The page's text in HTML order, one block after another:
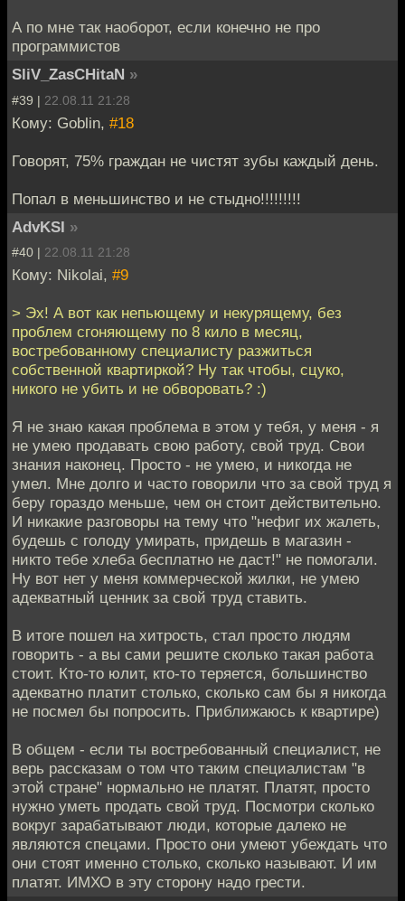
А по мне так наоборот, если конечно не про
программистов
SliV_ZasCHitaN »
#39 | 22.08.11 21:28
Кому: Goblin, #18
Говорят, 75% граждан не чистят зубы каждый день.
Попал в меньшинство и не стыдно!!!!!!!!!
AdvKSI »
#40 | 22.08.11 21:28
Кому: Nikolai, #9
> Эх! А вот как непьющему и некурящему, без
проблем сгоняющему по 8 кило в месяц,
востребованному специалисту разжиться
собственной квартиркой? Ну так чтобы, сцуко,
никого не убить и не обворовать? :)
Я не знаю какая проблема в этом у тебя, у меня - я
не умею продавать свою работу, свой труд. Свои
знания наконец. Просто - не умею, и никогда не
умел. Мне долго и часто говорили что за свой труд я
беру гораздо меньше, чем он стоит действительно.
И никакие разговоры на тему что "нефиг их жалеть,
будешь с голоду умирать, придешь в магазин -
никто тебе хлеба бесплатно не даст!" не помогали.
Ну вот нет у меня коммерческой жилки, не умею
адекватный ценник за свой труд ставить.
В итоге пошел на хитрость, стал просто людям
говорить - а вы сами решите сколько такая работа
стоит. Кто-то юлит, кто-то теряется, большинство
адекватно платит столько, сколько сам бы я никогда
не посмел бы попросить. Приближаюсь к квартире)
В общем - если ты востребованный специалист, не
верь рассказам о том что таким специалистам "в
этой стране" нормально не платят. Платят, просто
нужно уметь продать свой труд. Посмотри сколько
вокруг зарабатывают люди, которые далеко не
являются спецами. Просто они умеют убеждать что
они стоят именно столько, сколько называют. И им
платят. ИМХО в эту сторону надо грести.